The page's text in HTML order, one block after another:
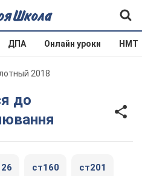
ДПА Онлайн уроки НМТ
2018
ст160 ст201